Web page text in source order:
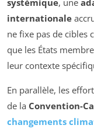
internationale
ne fixe pas de cibles
que les États
leur contexte
En parallèle, les
de la Convention-
changements